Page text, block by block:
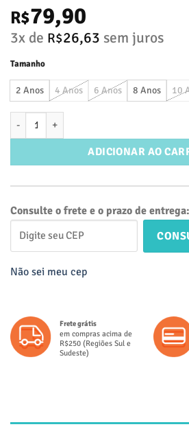
R$79,90
3x de R$26,63 sem juros
Tamanho
2 Anos 4 Anos 6 Anos 8 Anos 10
Vestido Rodado Midi Infantil Alça
ADICIONAR AO
Consulte o frete e o prazo de entrega:
Não sei meu cep
Frete grátis
em compras acima de
R$250 (Regiões Sul e
Sudeste)